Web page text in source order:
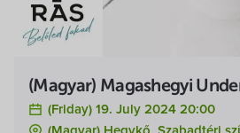
(Magyar) Magashegyi
(Friday) 19. July 2024 20:00